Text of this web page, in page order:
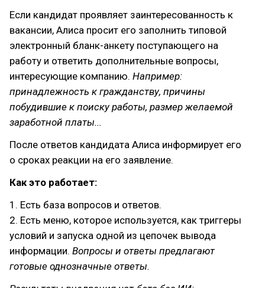
Если кандидат проявляет заинтересованность к
вакансии, Алиса просит его заполнить типовой
электронный бланк-анкету поступающего на
работу и ответить дополнительные вопросы,
интересующие компанию. Например:
принадлежность к гражданству, причины
побудившие к поиску работы, размер желаемой
заработной платы...
После ответов кандидата Алиса информирует его
о сроках реакции на его заявление.
Как это работает:
1. Есть база вопросов и ответов.
2. Есть меню, которое используется, как триггеры
условий и запуска одной из цепочек вывода
информации. Вопросы и ответы предлагают
готовые однозначные ответы.